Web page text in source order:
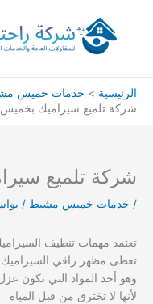
المحتوى
الرئيسية
خدمات خميس
شركة تلميع سيراميك
شركة تلميع
/ خدمات خميس مشيط /
تعتمد مهمات تنظيف
تعطى مظهر راقي السيراميك
وهو أحد المواد التي تكون
لأنها لا تخترق من قبل المياه